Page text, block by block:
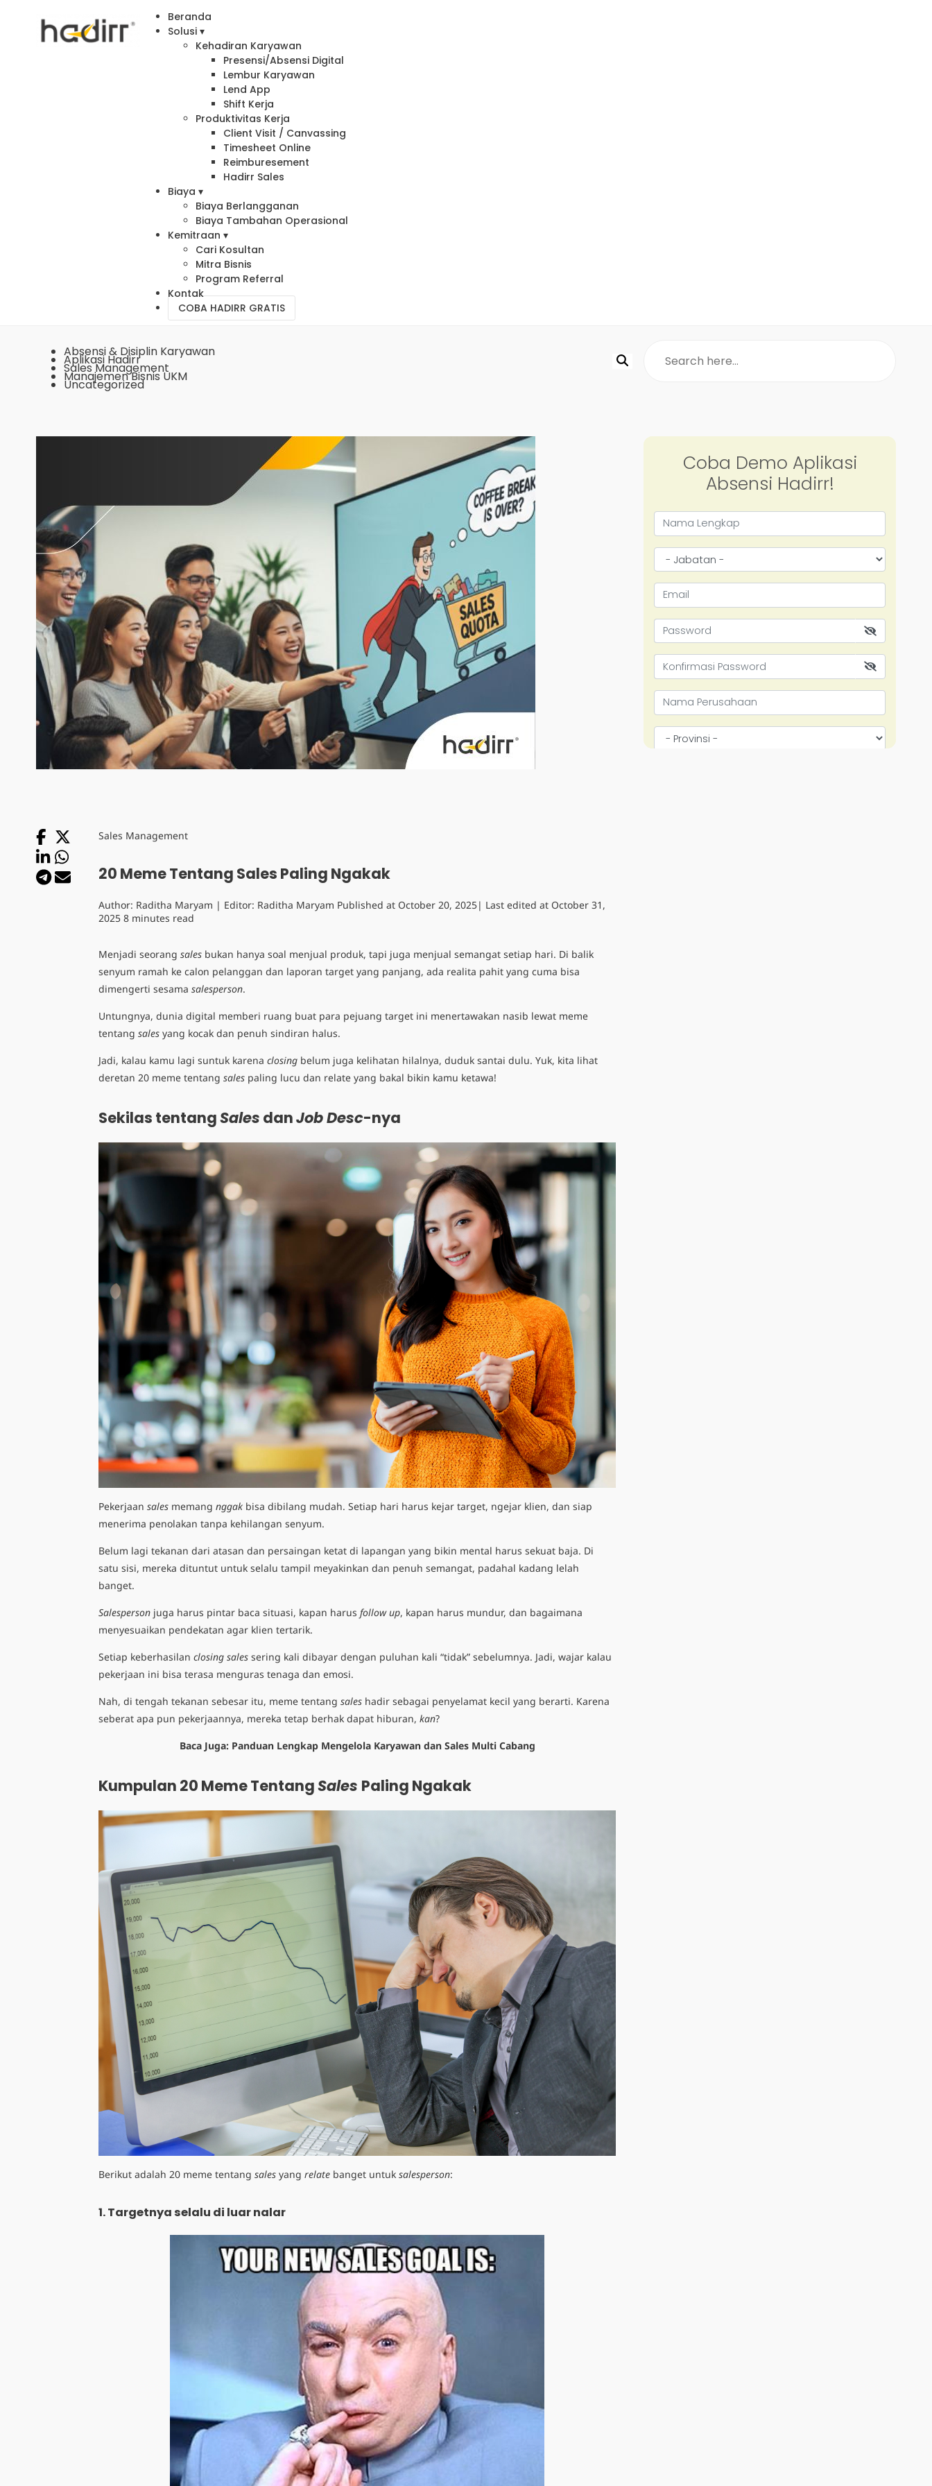
Beranda
Solusi ▾
Kehadiran Karyawan
Presensi/Absensi Digital
Lembur Karyawan
Lend App
Shift Kerja
Produktivitas Kerja
Client Visit / Canvassing
Timesheet Online
Reimburesement
Hadirr Sales
Biaya ▾
Biaya Berlangganan
Biaya Tambahan Operasional
Kemitraan ▾
Cari Kosultan
Mitra Bisnis
Program Referral
Kontak
COBA HADIRR GRATIS
Absensi & Disiplin Karyawan
Aplikasi Hadirr
Sales Management
Manajemen Bisnis UKM
Uncategorized
Sales Management
20 Meme Tentang Sales Paling Ngakak
Author: Raditha Maryam | Editor: Raditha Maryam Published at October 20, 2025| Last edited at October 31,
2025 8 minutes read
Menjadi seorang sales bukan hanya soal menjual produk, tapi juga menjual semangat setiap hari. Di balik
senyum ramah ke calon pelanggan dan laporan target yang panjang, ada realita pahit yang cuma bisa
dimengerti sesama salesperson.
Untungnya, dunia digital memberi ruang buat para pejuang target ini menertawakan nasib lewat meme
tentang sales yang kocak dan penuh sindiran halus.
Jadi, kalau kamu lagi suntuk karena closing belum juga kelihatan hilalnya, duduk santai dulu. Yuk, kita lihat
deretan 20 meme tentang sales paling lucu dan relate yang bakal bikin kamu ketawa!
Sekilas tentangSales danJob Desc-nya
Pekerjaan sales memang nggak bisa dibilang mudah. Setiap hari harus kejar target, ngejar klien, dan siap
menerima penolakan tanpa kehilangan senyum.
Belum lagi tekanan dari atasan dan persaingan ketat di lapangan yang bikin mental harus sekuat baja. Di
satu sisi, mereka dituntut untuk selalu tampil meyakinkan dan penuh semangat, padahal kadang lelah
banget.
Salesperson juga harus pintar baca situasi, kapan harus follow up, kapan harus mundur, dan bagaimana
menyesuaikan pendekatan agar klien tertarik.
Setiap keberhasilan closing sales sering kali dibayar dengan puluhan kali “tidak” sebelumnya. Jadi, wajar kalau
pekerjaan ini bisa terasa menguras tenaga dan emosi.
Nah, di tengah tekanan sebesar itu, meme tentang sales hadir sebagai penyelamat kecil yang berarti. Karena
seberat apa pun pekerjaannya, mereka tetap berhak dapat hiburan, kan?
Baca Juga: Panduan Lengkap Mengelola Karyawan dan Sales Multi Cabang
Kumpulan 20 Meme TentangSales Paling Ngakak
Berikut adalah 20 meme tentang sales yang relate banget untuk salesperson:
1. Targetnya selalu di luar nalar